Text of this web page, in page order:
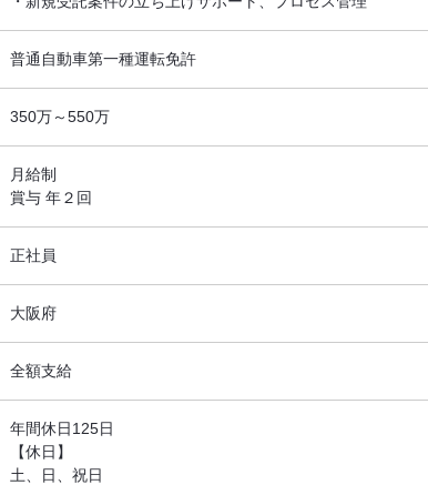
普通自動車第一種運転免許
350万～550万
月給制
賞与 年２回
正社員
大阪府
全額支給
年間休日125日
【休日】
土、日、祝日